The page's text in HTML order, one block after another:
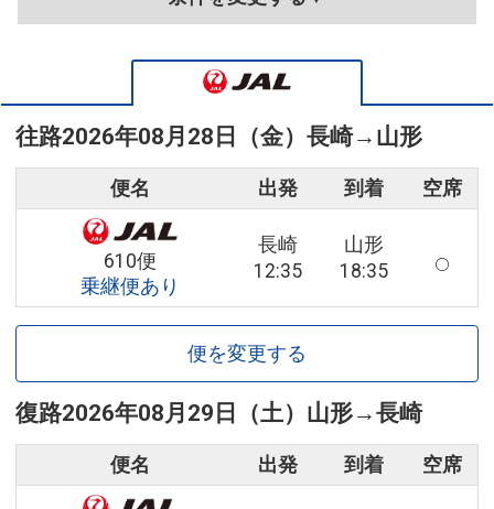
往路2026年08月28日（金） 長崎→ 山形
便名 出発 到着 空席
610便
乗継便あり
長崎
12:35
山形
18:35
便を変更する
復路2026年08月29日（土） 山形→長崎
便名 出発 到着 空席